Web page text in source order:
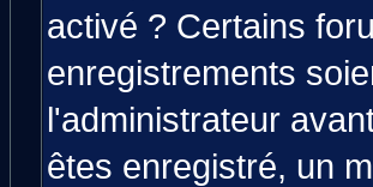
activé ? Certains
enregistrements
l'administrateur
êtes enregistré, un